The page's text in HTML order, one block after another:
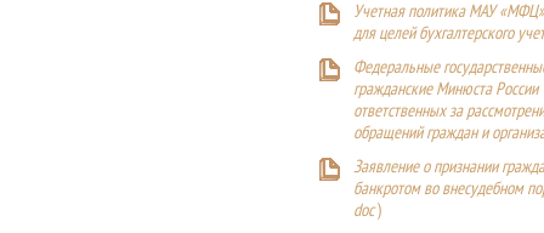
Учетная политика МАУ
для целей бухгалтерского
Федеральные
гражданские Минюста России
ответственных за
обращений граждан и
Заявление о признании
банкротом во внесудебном
doc)